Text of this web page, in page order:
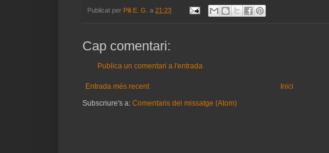
Publicat per Pili E. G. a 21:23
Cap comentari:
Publica un comentari a l'entrada
Entrada més recent
Inici
Subscriure's a: Comentaris del missatge (Atom)